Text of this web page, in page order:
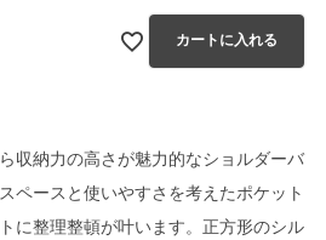
カートに入れる
収納力の高さが魅力的なショルダーバ
ペースと使いやすさを考えたポケット
に整理整頓が叶います。正方形のシル